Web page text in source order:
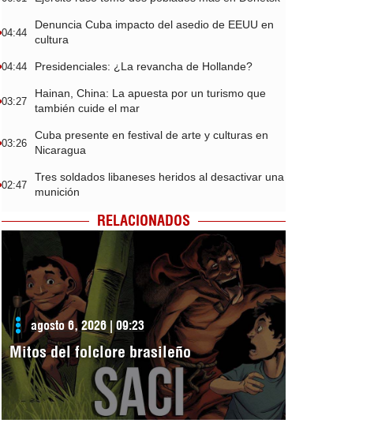
04:44
Denuncia Cuba impacto del asedio de EEUU en
cultura
04:44 Presidenciales: ¿La revancha de Hollande?
03:27
Hainan, China: La apuesta por un turismo que
también cuide el mar
03:26
Cuba presente en festival de arte y culturas en
Nicaragua
02:47
Tres soldados libaneses heridos al desactivar una
munición
RELACIONADOS
agosto 6, 2026 | 09:23
Mitos del folclore brasileño